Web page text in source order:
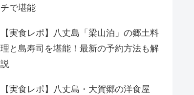
チで堪能
【実食レポ】八丈島「梁山泊」の郷土料
理と島寿司を堪能！最新の予約方法も解
説
【実食レポ】八丈島・大賀郷の洋食屋